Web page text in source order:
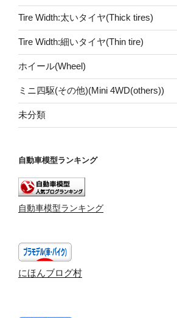
Tire Width:太いタイヤ(Thick tires)
Tire Width:細いタイヤ(Thin tire)
ホイール(Wheel)
ミニ四駆(その他)(Mini 4WD(others))
未分類
自動車模型ランキング
自動車模型ランキング
にほんブログ村